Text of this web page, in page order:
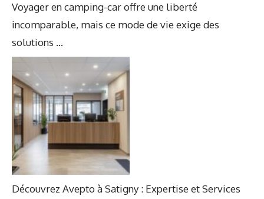
Voyager en camping-car offre une liberté
incomparable, mais ce mode de vie exige des
solutions ...
Découvrez Avepto à Satigny : Expertise et Services